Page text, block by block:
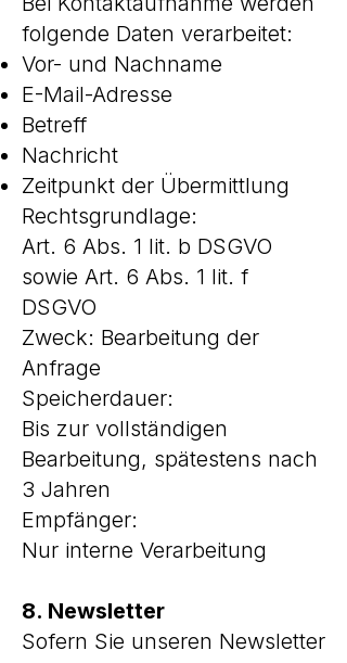
folgende Daten verarbeitet:
Vor- und Nachname
E-Mail-Adresse
Betreff
Nachricht
Zeitpunkt der Übermittlung
Rechtsgrundlage:
Art. 6 Abs. 1 lit. b DSGVO
sowie Art. 6 Abs. 1 lit. f
DSGVO
Zweck: Bearbeitung der
Anfrage
Speicherdauer:
Bis zur vollständigen
Bearbeitung, spätestens nach
3 Jahren
Empfänger:
Nur interne Verarbeitung
8. Newsletter
Sofern Sie unseren Newsletter